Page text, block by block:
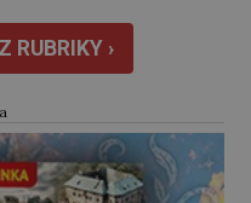
po otci
má malý statek
RUBRIKY ›